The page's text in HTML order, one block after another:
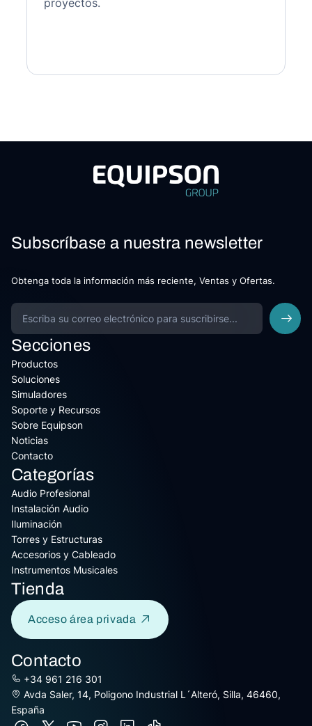
proyectos.
Subscríbase a nuestra newsletter
Obtenga toda la información más reciente, Ventas y Ofertas.
Secciones
Productos
Soluciones
Simuladores
Soporte y Recursos
Sobre Equipson
Noticias
Contacto
Categorías
Audio Profesional
Instalación Audio
Iluminación
Torres y Estructuras
Accesorios y Cableado
Instrumentos Musicales
Tienda
Acceso área privada
Contacto
+34 961 216 301
Avda Saler, 14, Poligono Industrial L´Alteró, Silla, 46460,
España